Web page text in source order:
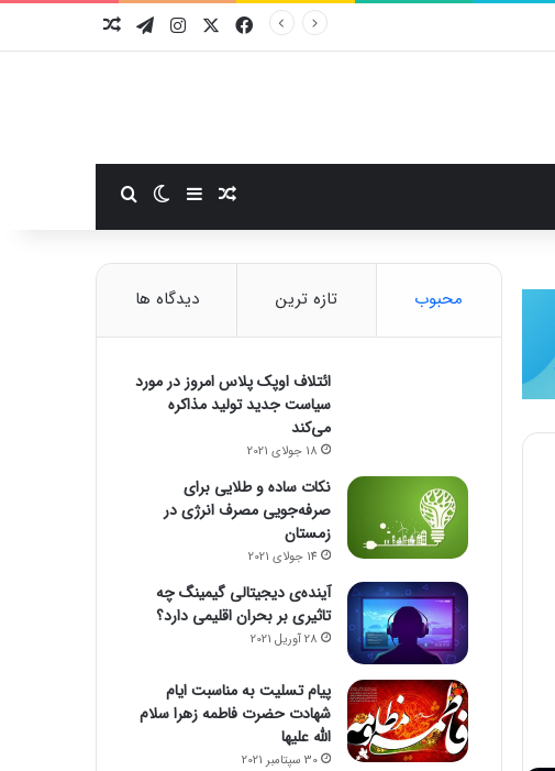
فیسبوکایکس اینستاگرام
تلگرام
نوشته تصادفی
سایدبارتغییر پوسته
محبوب تازه ترین دیدگاه ها
ائتلاف اوپک پلاس امروز در مورد
سیاست جدید تولید مذاکره
می‌کند
18 جولای 2021
نکات ساده و طلایی برای
صرفه‌جویی مصرف انرژی در
زمستان
14 جولای 2021
آینده‌ی دیجیتالی گیمینگ چه
تاثیری بر بحران اقلیمی دارد؟
28 آوریل 2021
پیام تسلیت به مناسبت ایام
شهادت حضرت فاطمه زهرا سلام
الله علیها
30 سپتامبر 2021